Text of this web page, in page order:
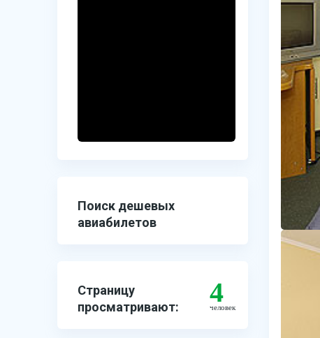
Поиск дешевых
авиабилетов
Страницу
просматривают:
4
человек